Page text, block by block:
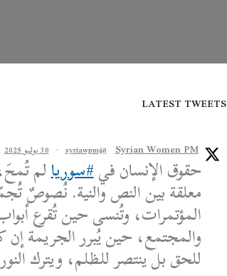
LATEST TWEETS
Syrian Women PM
@syriawpm
· 30 يوليو 2025
حقوق الإنسان في#سوريالم
معلقة بين النص والنية. نُصوصٌ
المؤتمرات، وتُنسى حين تُقرع
والمجتمع، حين يُبرر الجريمة إن
للحق بل ينتصر للظلم، ويترك